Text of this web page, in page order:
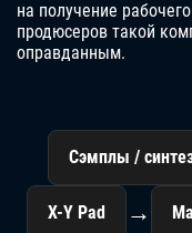
на получение
продюсеров такой
оправданным.
Сэмплы /
X-Y Pad →